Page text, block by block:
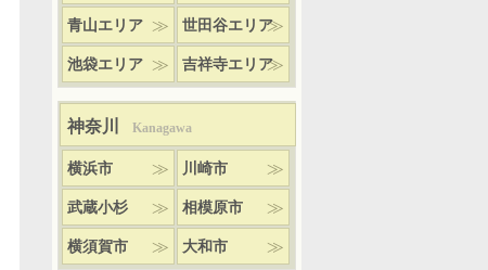
青山エリア 世田谷エリア
池袋エリア 吉祥寺エリア
神奈川 Kanagawa
横浜市 川崎市
武蔵小杉 相模原市
横須賀市 大和市